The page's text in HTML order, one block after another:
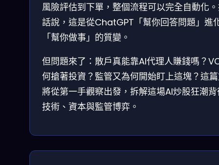
風險評估到下單，整個流程可以完全自動化
話說，這是從ChatGPT「幫你回答問題」進
「幫你做事」的質變。
但問題來了：散戶真能靠AI代理人賺錢嗎？
何搶著投資？監管又為何開始盯上這塊？這
將從第一手觀察出發，拆解這場AI炒股狂潮
技術、資本與監管博弈。